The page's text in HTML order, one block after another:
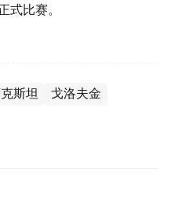
式比赛。
斯坦 戈洛夫金